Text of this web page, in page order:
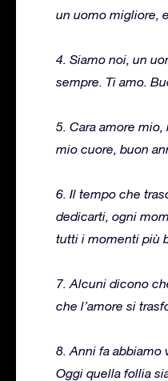
un uomo migliore,
4. Siamo noi, un
sempre. Ti amo.
5. Cara amore
mio cuore, buon
6. Il tempo che
dedicarti, ogni
tutti i momenti più
7. Alcuni dicono
che l’amore si
8. Anni fa abbiamo
Oggi quella follia